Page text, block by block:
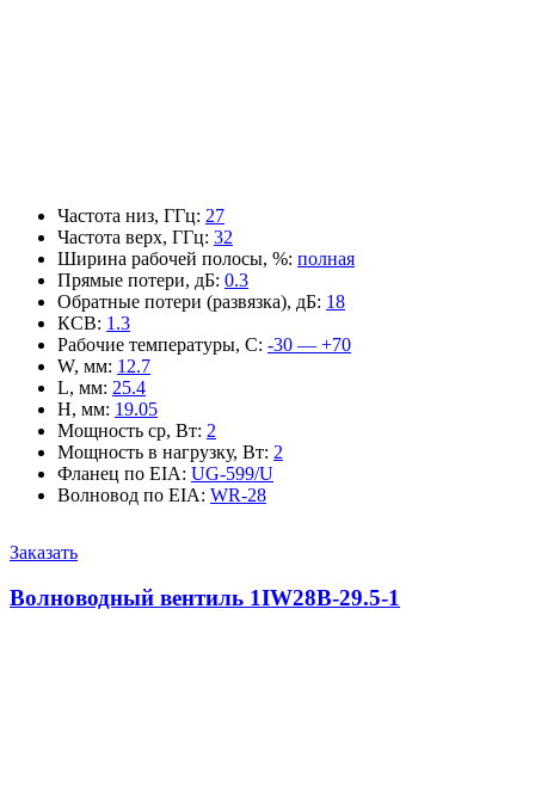
Частота низ, ГГц: 27
Частота верх, ГГц: 32
Ширина рабочей полосы, %: полная
Прямые потери, дБ: 0.3
Обратные потери (развязка), дБ: 18
КСВ: 1.3
Рабочие температуры, С: -30 — +70
W, мм: 12.7
L, мм: 25.4
H, мм: 19.05
Мощность ср, Вт: 2
Мощность в нагрузку, Вт: 2
Фланец по EIA: UG-599/U
Волновод по EIA: WR-28
Заказать
Волноводный вентиль 1IW28B-29.5-1